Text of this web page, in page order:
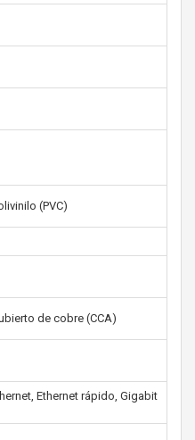
(PVC)
de cobre (CCA)
Ethernet rápido, Gigabit